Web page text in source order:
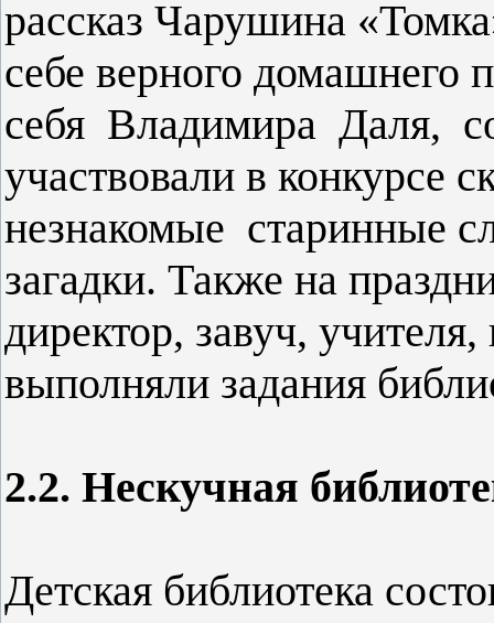
рассказ Чарушина
себе верного домашнего
себя Владимира Даля,
участвовали в конкурсе
незнакомые старинные
загадки. Также на
директор, завуч,
выполняли задания
2.2. Нескучная
Детская библиотека